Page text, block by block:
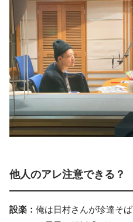
他人のアレ注意できる？
設楽： 俺は日村さんが珍達そ